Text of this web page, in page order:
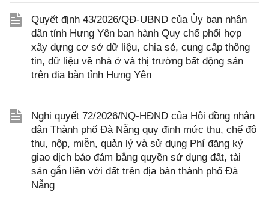
Quyết định 43/2026/QĐ-UBND của Ủy ban nhân
dân tỉnh Hưng Yên ban hành Quy chế phối hợp
xây dựng cơ sở dữ liệu, chia sẻ, cung cấp thông
tin, dữ liệu về nhà ở và thị trường bất động sản
trên địa bàn tỉnh Hưng Yên
Nghị quyết 72/2026/NQ-HĐND của Hội đồng nhân
dân Thành phố Đà Nẵng quy định mức thu, chế độ
thu, nộp, miễn, quản lý và sử dụng Phí đăng ký
giao dịch bảo đảm bằng quyền sử dụng đất, tài
sản gắn liền với đất trên địa bàn thành phố Đà
Nẵng